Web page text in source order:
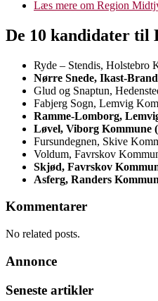
Læs mere om Region
De 10 kandidater til
Ryde – Stendis, Holstebro
Nørre Snede, Ikast-
Glud og Snaptun,
Fabjerg Sogn, Lemvig
Ramme-Lomborg,
Løvel, Viborg Kommune
Fursundegnen, Skive
Voldum, Favrskov
Skjød, Favrskov
Asferg, Randers
Kommentarer
No related posts.
Annonce
Seneste artikler